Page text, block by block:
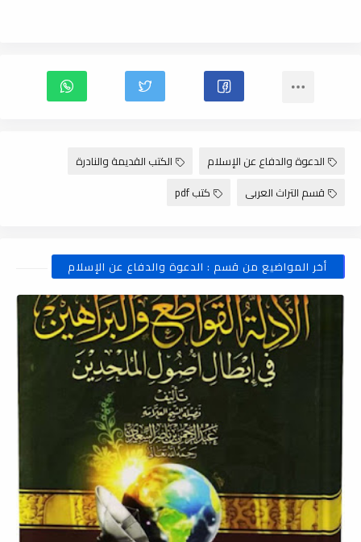
الدعوة والدفاع عن الإسلام
الكتب القديمة والنادرة
قسم التراث العربى
كتب pdf
أخر المواضيع من قسم : الدعوة والدفاع عن الإسلام